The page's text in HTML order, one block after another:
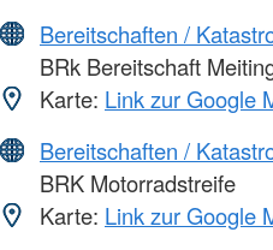
Bereitschaften /
BRk Bereitschaft
Karte: Link zur Google
Bereitschaften /
BRK Motorradstreife
Karte: Link zur Google